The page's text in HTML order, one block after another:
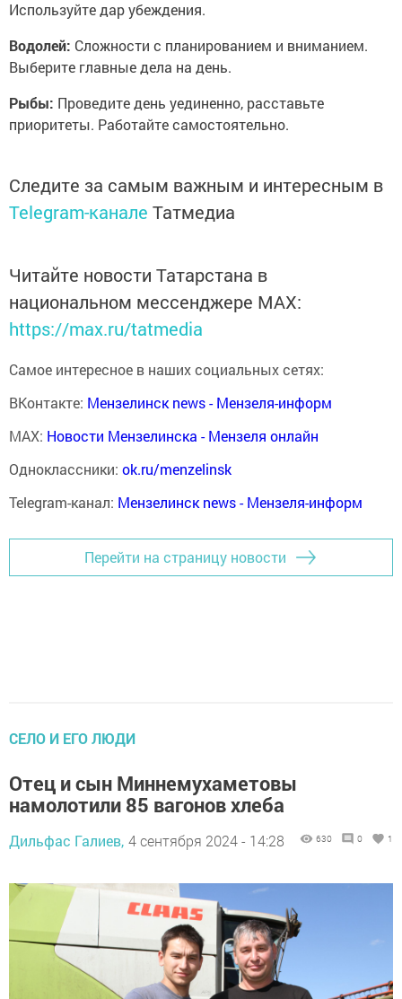
Используйте дар убеждения.
Водолей: Сложности с планированием и вниманием.
Выберите главные дела на день.
Рыбы: Проведите день уединенно, расставьте
приоритеты. Работайте самостоятельно.
Следите за самым важным и интересным в
Telegram-канале Татмедиа
Читайте новости Татарстана в
национальном мессенджере MАХ:
https://max.ru/tatmedia
Самое интересное в наших социальных сетях:
ВКонтакте: Мензелинск news - Мензеля-информ
MAX: Новости Мензелинска - Мензеля онлайн
Одноклассники: ok.ru/menzelinsk
Telegram-канал: Мензелинск news - Мензеля-информ
Перейти на страницу новости
СЕЛО И ЕГО ЛЮДИ
Отец и сын Миннемухаметовы
намолотили 85 вагонов хлеба
Дильфас Галиев, 4 сентября 2024 - 14:28 630 0 1